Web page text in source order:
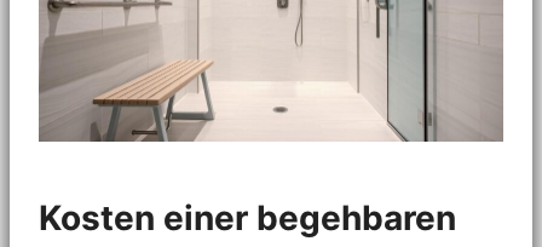
Kosten einer begehbaren